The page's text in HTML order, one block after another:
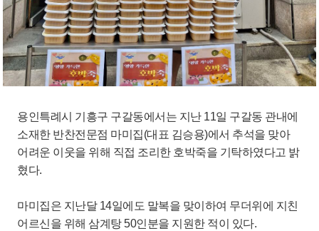
용인특례시 기흥구 구갈동에서는 지난 11일 구갈동 관내에
소재한 반찬전문점 마미집(대표 김승용)에서 추석을 맞아
어려운 이웃을 위해 직접 조리한 호박죽을 기탁하였다고 밝
혔다.
마미집은 지난달 14일에도 말복을 맞이하여 무더위에 지친
어르신을 위해 삼계탕 50인분을 지원한 적이 있다.